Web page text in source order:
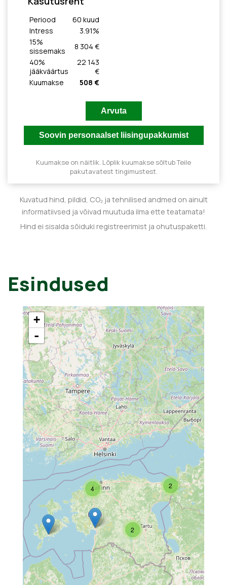
Periood 60 kuud
Intress
3.91%
15%
sissemaks
8 304 €
40%
jääkväärtus
22 143
€
Kuumakse
508 €
Kuumakse on näitlik. Lõplik kuumakse sõltub Teile
pakutavatest tingimustest.
Kuvatud hind, pildid, CO₂ ja tehnilised andmed on ainult
informatiivsed ja võivad muutuda ilma ette teatamata!
Hind ei sisalda sõiduki registreerimist ja ohutuspaketti.
Esindused
2
2
4
+
-